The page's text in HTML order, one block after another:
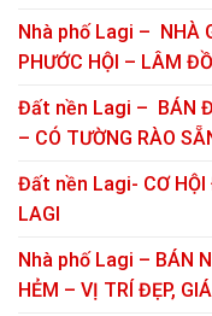
Nhà phố Lagi – NHÀ
PHƯỚC HỘI – LÂM
Đất nền Lagi – BÁN
– CÓ TƯỜNG RÀO
Đất nền Lagi- CƠ
LAGI
Nhà phố Lagi – BÁN
HẺM – VỊ TRÍ ĐẸP,